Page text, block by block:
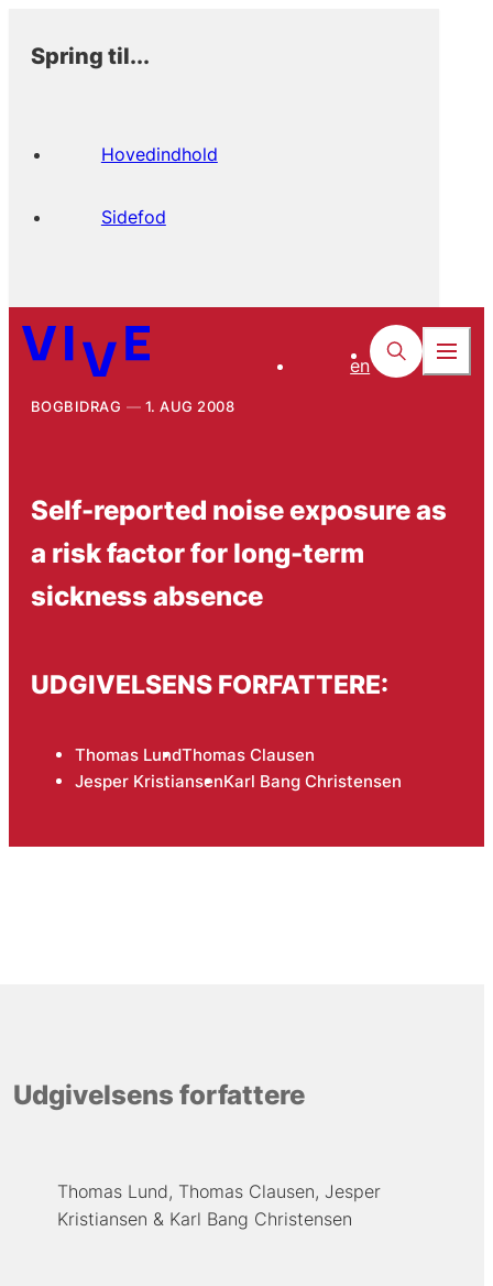
Spring til...
Hovedindhold
Sidefod
en
BOGBIDRAG 1. AUG 2008
Self-reported noise exposure as
a risk factor for long-term
sickness absence
UDGIVELSENS FORFATTERE:
Thomas LundThomas Clausen
Jesper KristiansenKarl Bang Christensen
Udgivelsens forfattere
Thomas Lund Thomas Clausen Jesper
Kristiansen
Karl Bang Christensen